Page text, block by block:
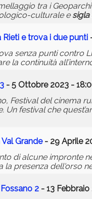
tra i
culturale e sigla
Rieti e trova i due punti
senza punti contro
la continuità
- 5 Ottobre 2023 -
Festival del cinema
Un festival che
Grande- 29 Aprile
di alcune impronte
la presenza dell'orso
2 - 13 Febbraio